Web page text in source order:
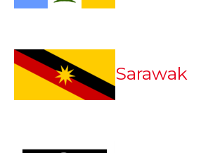
Sarawak